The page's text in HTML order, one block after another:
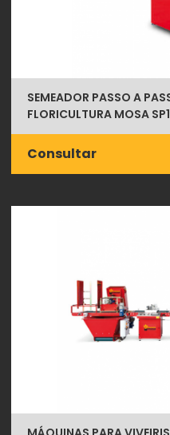
SEMEADOR PASSO A
FLORICULTURA MOSA
Consultar